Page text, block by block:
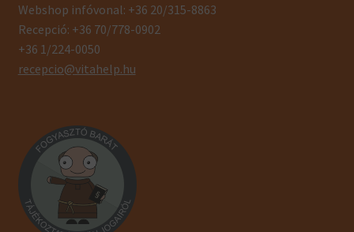
Webshop infóvonal: +36 20/315-8863
Recepció: +36 70/778-0902
+36 1/224-0050
recepcio@vitahelp.hu